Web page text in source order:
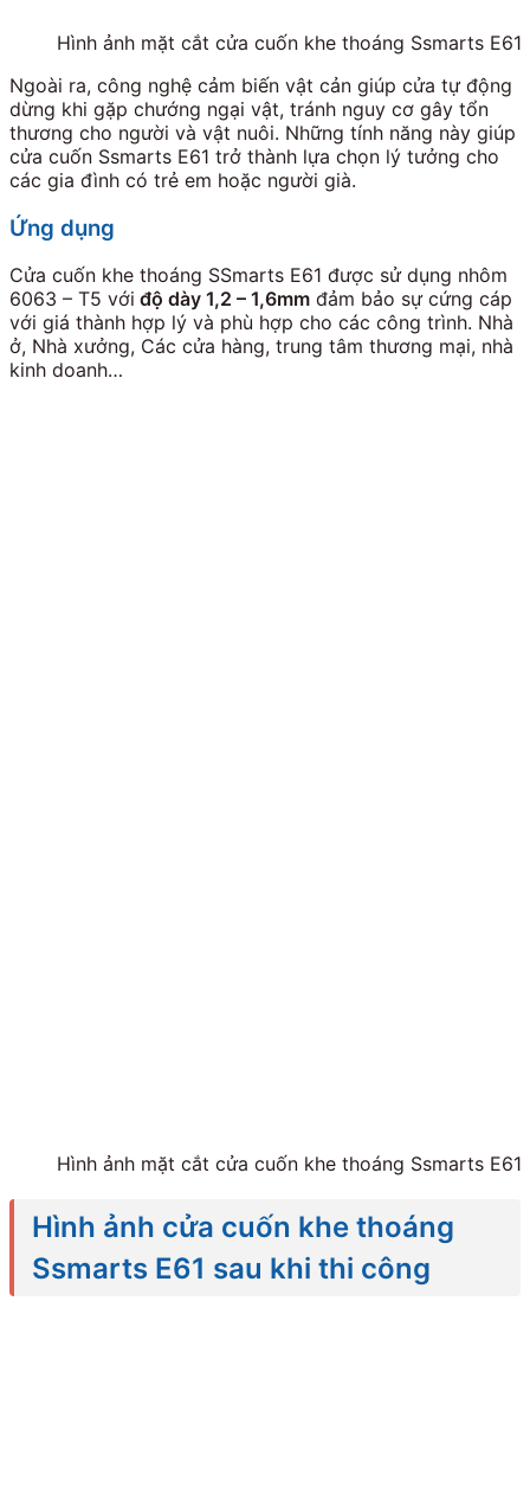
Hình ảnh mặt cắt cửa cuốn khe thoáng Ssmarts E61
Ngoài ra, công nghệ cảm biến vật cản giúp cửa tự động
dừng khi gặp chướng ngại vật, tránh nguy cơ gây tổn
thương cho người và vật nuôi. Những tính năng này giúp
cửa cuốn Ssmarts E61 trở thành lựa chọn lý tưởng cho
các gia đình có trẻ em hoặc người già.
Ứng dụng
Cửa cuốn khe thoáng SSmarts E61 được sử dụng nhôm
6063 – T5 với độ dày 1,2 – 1,6mm đảm bảo sự cứng cáp
với giá thành hợp lý và phù hợp cho các công trình. Nhà
ở, Nhà xưởng, Các cửa hàng, trung tâm thương mại, nhà
kinh doanh…
Hình ảnh mặt cắt cửa cuốn khe thoáng Ssmarts E61
Hình ảnh cửa cuốn khe thoáng
Ssmarts E61 sau khi thi công